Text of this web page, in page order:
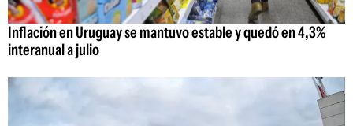
Inflación en Uruguay se mantuvo estable y quedó en 4,3%
interanual a julio